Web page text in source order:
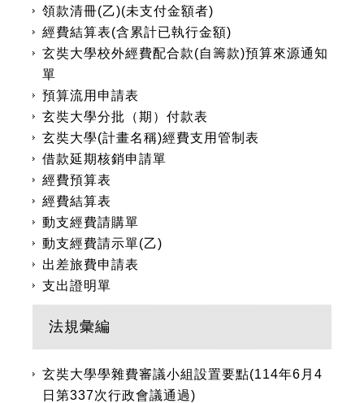
領款清冊(乙)(未支付金額者)
經費結算表(含累計已執行金額)
玄奘大學校外經費配合款(自籌款)預算來源通知
單
預算流用申請表
玄奘大學分批（期）付款表
玄奘大學(計畫名稱)經費支用管制表
借款延期核銷申請單
經費預算表
經費結算表
動支經費請購單
動支經費請示單(乙)
出差旅費申請表
支出證明單
法規彙編
玄奘大學學雜費審議小組設置要點(114年6月4
日第337次行政會議通過)